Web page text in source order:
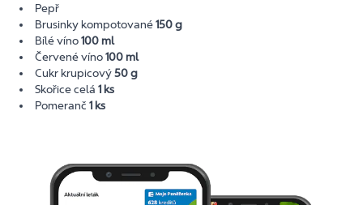
Pepř
Brusinky kompotované150 g
Bílé víno100 ml
Červené víno100 ml
Cukr krupicový50 g
Skořice celá 1 ks
Pomeranč 1 ks